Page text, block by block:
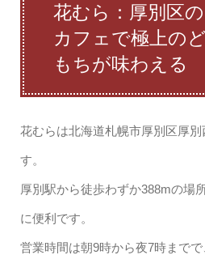
花むら：厚別区
カフェで極上の
もちが味わえる
花むらは北海道札幌市厚別区厚
す。
厚別駅から徒歩わずか388mの場
に便利です。
営業時間は朝9時から夜7時までで